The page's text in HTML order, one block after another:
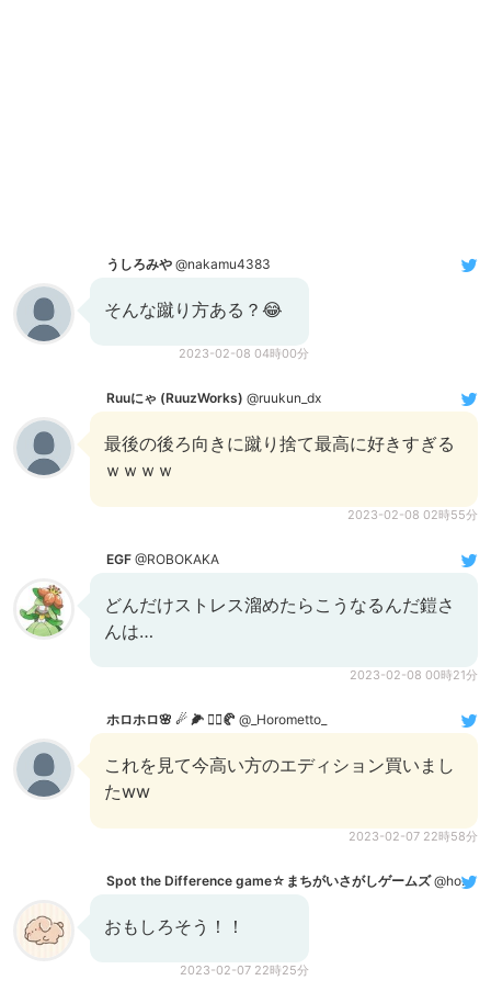
うしろみや @nakamu4383
そんな蹴り方ある？😂
2023-02-08 04時00分
Ruuにゃ (RuuzWorks) @ruukun_dx
最後の後ろ向きに蹴り捨て最高に好きすぎる
ｗｗｗｗ
2023-02-08 02時55分
EGF @ROBOKAKA
どんだけストレス溜めたらこうなるんだ鎧さ
んは…
2023-02-08 00時21分
ホロホロ🌸 ☄ 🌽 👯‍♀️🥐 @_Horometto_
これを見て今高い方のエディション買いまし
たww
2023-02-07 22時58分
Spot the Difference game☆まちがいさがしゲームズ@hono64534
おもしろそう！！
2023-02-07 22時25分